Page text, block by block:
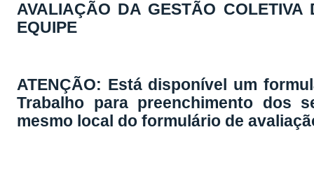
AVALIAÇÃO DA GESTÃO
EQUIPE
ATENÇÃO: Está disponível um
Trabalho para preenchimento dos
mesmo local do formulário de